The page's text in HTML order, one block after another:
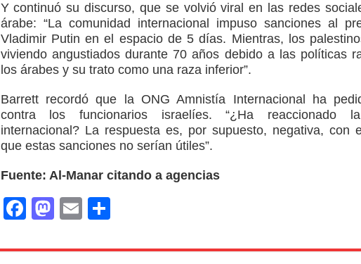
Y continuó su discurso, que se volvió viral en las redes
árabe: “La comunidad internacional impuso sanciones al
Vladimir Putin en el espacio de 5 días. Mientras, los
viviendo angustiados durante 70 años debido a las políticas
los árabes y su trato como una raza inferior”.
Barrett recordó que la ONG Amnistía Internacional ha
contra los funcionarios israelíes. “¿Ha reaccionado
internacional? La respuesta es, por supuesto, negativa, con
que estas sanciones no serían útiles”.
Fuente: Al-Manar citando a agencias
F
c
M
st
E
ail ar